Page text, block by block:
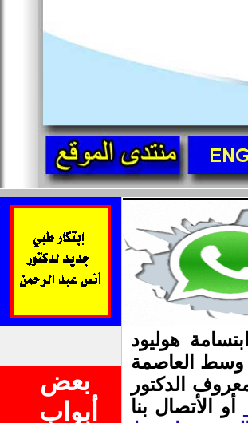
بعض
أبواب
ورسم ابتسامة هوليود
وسط العاصمة
الدكتور
أو الأتصال بنا